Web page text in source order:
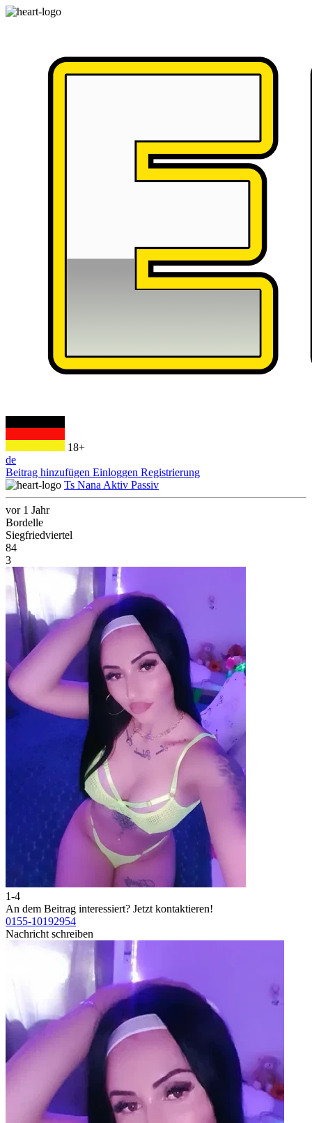
18+
de
Beitrag hinzufügen Einloggen Registrierung
Ts Nana Aktiv Passiv
vor 1 Jahr
Bordelle
Siegfriedviertel
84
3
1-4
An dem Beitrag interessiert? Jetzt kontaktieren!
0155-10192954
Nachricht schreiben